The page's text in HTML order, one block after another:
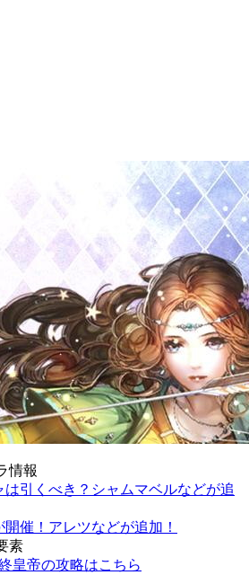
情報
は引くべき？シャムマベルなどが追
催！アレツなどが追加！
素
皇帝の攻略はこちら